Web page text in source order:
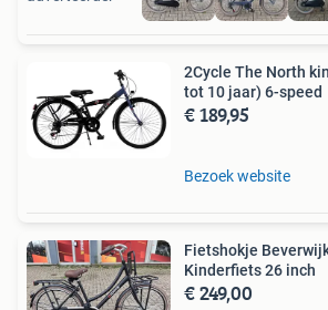
2Cycle The North
tot 10 jaar) 6-speed
€ 189,95
Bezoek website
Fietshokje
Kinderfiets 26 inch
€ 249,00